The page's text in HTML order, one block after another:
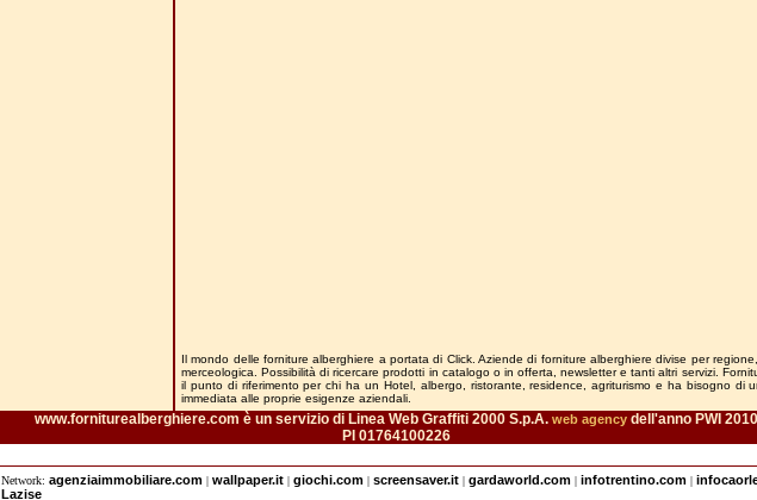
Il mondo delle forniture alberghiere a portata di Click. Aziende di forniture alberghiere divise per
merceologica. Possibilità di ricercare prodotti in catalogo o in offerta, newsletter e tanti altri servizi.
il punto di riferimento per chi ha un Hotel, albergo, ristorante, residence, agriturismo e ha bisogno di
immediata alle proprie esigenze aziendali.
www.forniturealberghiere.com è un servizio di Linea Web Graffiti 2000 S.p.A. web agency dell'anno PWI 2010
PI 01764100226
Network: agenziaimmobiliare.com | wallpaper.it | giochi.com | screensaver.it | gardaworld.com | infotrentino.com |
Lazise